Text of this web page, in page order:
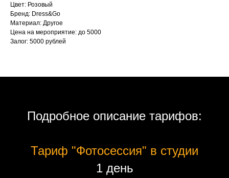
Цвет: Розовый
Бренд: Dress&Go
Материал: Другое
Цена на мероприятие: до 5000
Залог: 5000 рублей
Подробное описание тарифов:
Тариф "Фотосессия" в студии
1 день